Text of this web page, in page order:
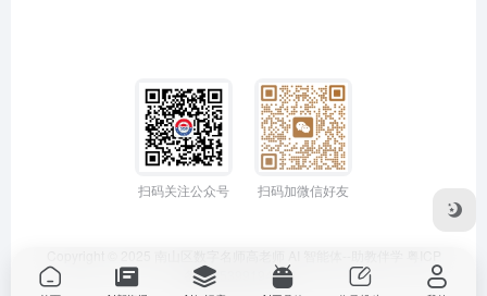
扫码关注公众号 扫码加微信好友
备2025399194号-1